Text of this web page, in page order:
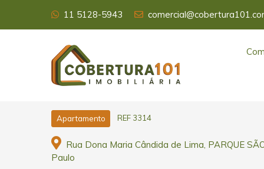
11 5128-5943
Apartamento REF 3314
Rua Dona Maria Cândida de Lima, PARQUE
Paulo